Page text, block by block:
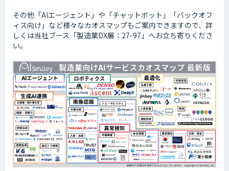
その他「AIエージェント」や「チャットボット」「バックオフ
ィス向け」など様々なカオスマップもご案内できますので、詳
しくは当社ブース「製造業DX展：27-97」へお立ち寄りくださ
い。